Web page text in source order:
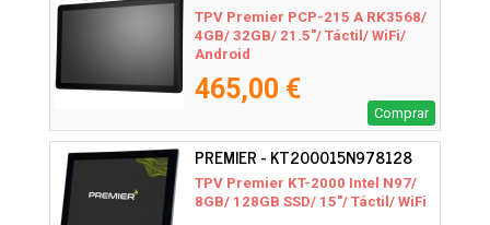
TPV Premier PCP-215 A RK3568/
4GB/ 32GB/ 21.5"/ Táctil/ WiFi/
Android
465,00 €
Comprar
PREMIER - KT200015N978128
TPV Premier KT-2000 Intel N97/
8GB/ 128GB SSD/ 15"/ Táctil/ WiFi